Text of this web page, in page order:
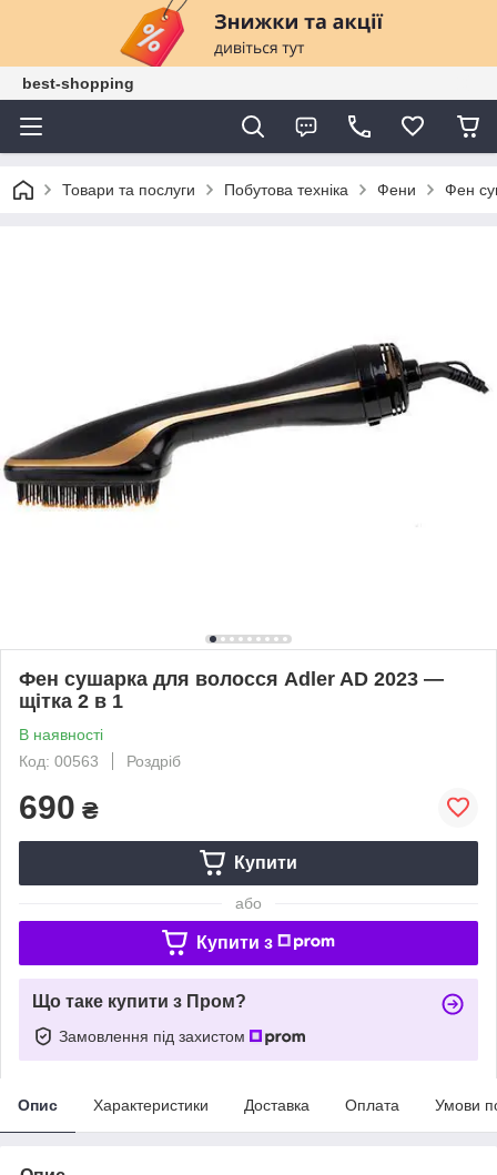
best-shopping
Товари та послуги Побутова техніка Фени Фен
Фен сушарка для волосся Adler AD 2023 —
щітка 2 в 1
В наявності
Код: 00563
Роздріб
690 ₴
Купити
або
Купити з
Що таке купити з Пром?
Замовлення під захистом
Опис Характеристики Доставка Оплата Умови